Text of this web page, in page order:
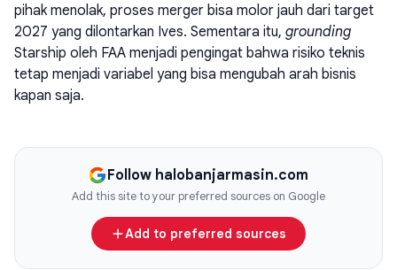
pihak menolak, proses merger bisa molor jauh dari target
2027 yang dilontarkan Ives. Sementara itu, grounding
Starship oleh FAA menjadi pengingat bahwa risiko teknis
tetap menjadi variabel yang bisa mengubah arah bisnis
kapan saja.
Follow halobanjarmasin.com
Add this site to your preferred sources on Google
Add to preferred sources